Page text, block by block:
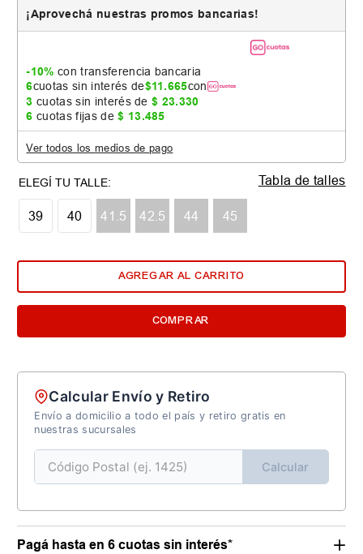
¡Aprovechá nuestras promos bancarias!
-10% con transferencia bancaria
6cuotas sin interés de$11.665con
3 cuotas sin interés de$ 23.330
6 cuotas fijas de$ 13.485
Ver todos los medios de pago
39 40 41.5 42.5 44 45
Tabla de talles
AGREGAR AL CARRITO
COMPRAR
Calcular Envío y Retiro
Envío a domicilio a todo el país y retiro gratis en
nuestras sucursales
Calcular
Pagá hasta en 6 cuotas sin interés*